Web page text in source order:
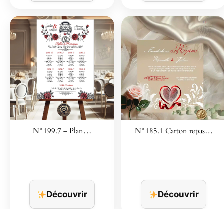
N°199.7 – Plan…
Découvrir
N°185.1 Carton repas…
Découvrir